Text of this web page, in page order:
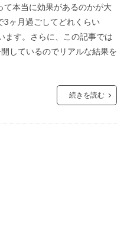
て本当に効果があるのかが大
3ヶ月過ごしてどれくらい
ます。さらに、この記事では
しているのでリアルな結果を
続きを読む